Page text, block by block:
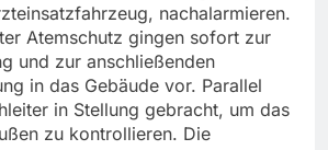
nachalarmieren.
Atemschutz gingen sofort zur
und zur anschließenden
in das Gebäude vor. Parallel
in Stellung gebracht, um das
zu kontrollieren. Die